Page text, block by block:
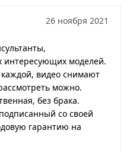
26 ноября 2021
интересующих моделей.
видео снимают
можно.
без брака.
со своей
гарантию на